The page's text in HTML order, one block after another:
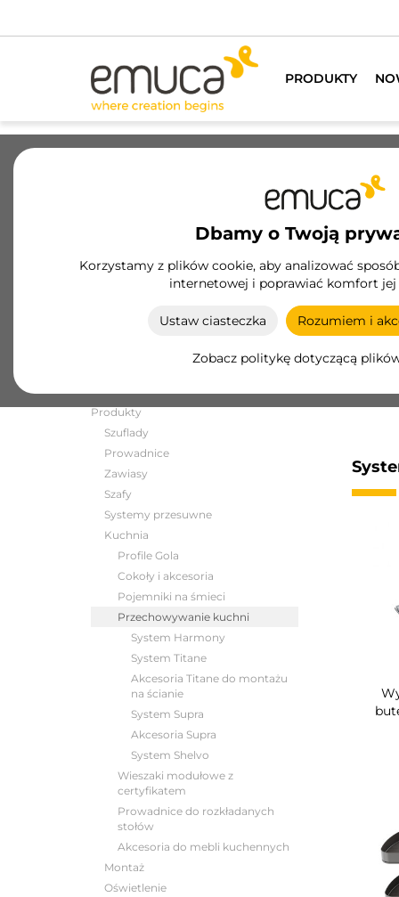
PRODUKTY
Dbamy o Twoją
Korzystamy z plików cookie, aby analizować
internetowej i poprawiać komfort jej
Ustaw ciasteczka Rozumiem i
Zobacz politykę dotyczącą
Szafy
Przechowywanie kuchni
Systemy do przechowywania w kuchni firmy
Emuca maksymalizują przestrzeń i
z narożnikami, stojakami na butelki, kolumnami i
Produkty
Szuflady
Prowadnice
Zawiasy
Szafy
Systemy przesuwne
Kuchnia
Profile Gola
Cokoły i akcesoria
Pojemniki na śmieci
Przechowywanie kuchni
System Harmony
System Titane
Akcesoria Titane do montażu
na ścianie
System Supra
Akcesoria Supra
System Shelvo
Wieszaki modułowe z
certyfikatem
Prowadnice do rozkładanych
stołów
Akcesoria do mebli kuchennych
Montaż
Oświetlenie